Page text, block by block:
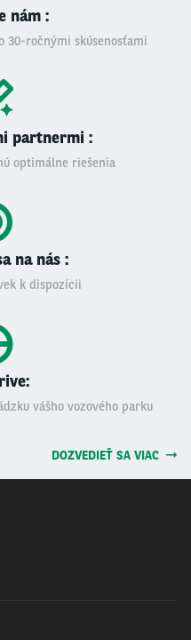
nám :
30-ročnými skúsenosťami
partnermi :
optimálne riešenia
na nás :
k dispozícii
vášho vozového parku
DOZVEDIEŤ SA VIAC